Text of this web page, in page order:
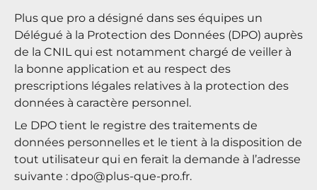
Plus que pro a désigné dans ses équipes un
Délégué à la Protection des Données (DPO) auprès
de la CNIL qui est notamment chargé de veiller à
la bonne application et au respect des
prescriptions légales relatives à la protection des
données à caractère personnel.
Le DPO tient le registre des traitements de
données personnelles et le tient à la disposition de
tout utilisateur qui en ferait la demande à l’adresse
suivante : dpo@plus-que-pro.fr.